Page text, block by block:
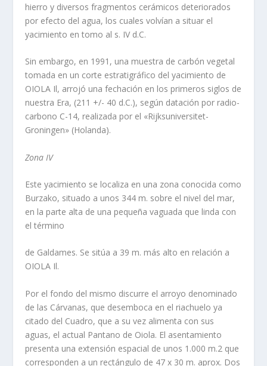
hierro y diversos fragmentos cerámicos deteriorados
por efecto del agua, los cuales volvían a situar el
yacimiento en tomo al s. IV d.C.
Sin embargo, en 1991, una muestra de carbón vegetal
tomada en un corte estratigráfico del yacimiento de
OIOLA Il, arrojó una fechación en los primeros siglos de
nuestra Era, (211 +/- 40 d.C.), según datación por radio-
carbono C-14, realizada por el «Rijksuniversitet-
Groningen» (Holanda).
Zona IV
Este yacimiento se localiza en una zona conocida como
Burzako, situado a unos 344 m. sobre el nivel del mar,
en la parte alta de una pequeña vaguada que linda con
el término
de Galdames. Se sitúa a 39 m. más alto en relación a
OIOLA Il.
Por el fondo del mismo discurre el arroyo denominado
de las Cárvanas, que desemboca en el riachuelo ya
citado del Cuadro, que a su vez alimenta con sus
aguas, el actual Pantano de Oiola. El asentamiento
presenta una extensión espacial de unos 1.000 m.2 que
corresponden a un rectángulo de 47 x 30 m. aprox. Dos